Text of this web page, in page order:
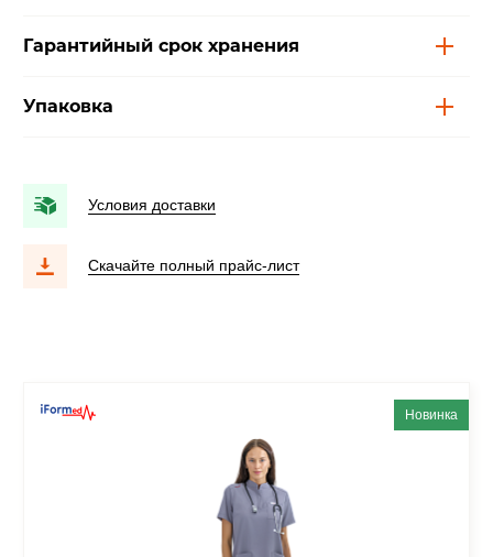
Гарантийный срок хранения
Упаковка
Условия доставки
Скачайте полный прайс-лист
Новинка